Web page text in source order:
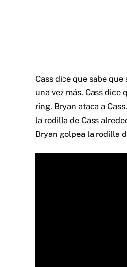
Cass dice que sabe
una vez más. Cass dice
ring. Bryan ataca a
la rodilla de Cass
Bryan golpea la rodilla